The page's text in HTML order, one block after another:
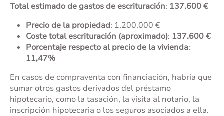
Total estimado de gastos de escrituración: 137.600 €
Precio de la propiedad: 1.200.000 €
Coste total escrituración (aproximado): 137.600 €
Porcentaje respecto al precio de la vivienda:
11,47%
En casos de compraventa con financiación, habría que
sumar otros gastos derivados del préstamo
hipotecario, como la tasación, la visita al notario, la
inscripción hipotecaria o los seguros asociados a ella.